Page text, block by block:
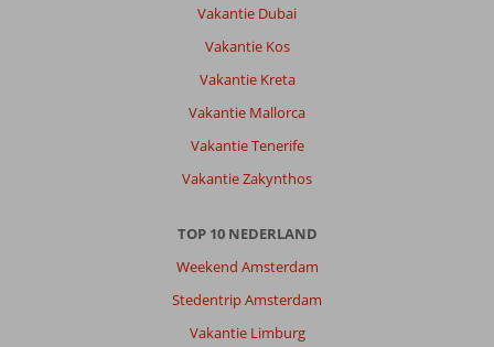
Vakantie Dubai
Vakantie Kos
Vakantie Kreta
Vakantie Mallorca
Vakantie Tenerife
Vakantie Zakynthos
TOP 10 NEDERLAND
Weekend Amsterdam
Stedentrip Amsterdam
Vakantie Limburg